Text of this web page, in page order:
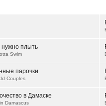
плыть
Swim
парочки
Couples
в Дамаске
Damascus